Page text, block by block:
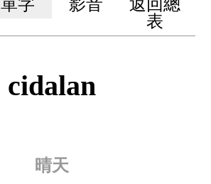
單字 影音
返回總
表
cidalan
晴天